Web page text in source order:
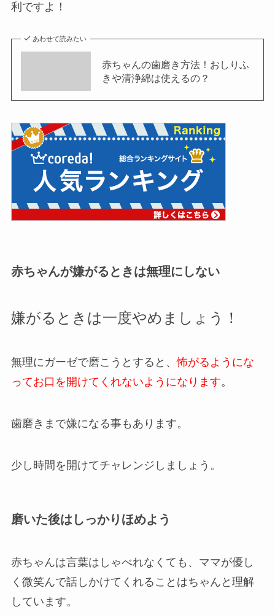
利ですよ！
あわせて読みたい
赤ちゃんの歯磨き方法！おしりふ
きや清浄綿は使えるの？
赤ちゃんが嫌がるときは無理にしない
嫌がるときは一度やめましょう！
無理にガーゼで磨こうとすると、怖がるようにな
ってお口を開けてくれないようになります。
歯磨きまで嫌になる事もあります。
少し時間を開けてチャレンジしましょう。
磨いた後はしっかりほめよう
赤ちゃんは言葉はしゃべれなくても、ママが優し
く微笑んで話しかけてくれることはちゃんと理解
しています。